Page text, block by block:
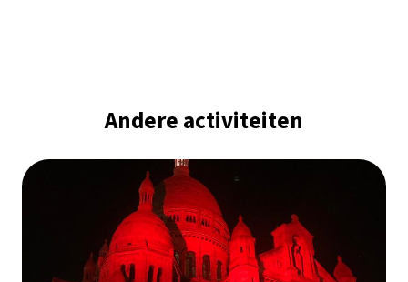
Andere activiteiten